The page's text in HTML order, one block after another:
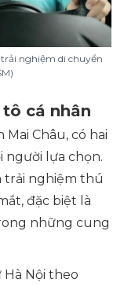
nghiệm di chuyển
cá nhân
Châu, có hai
người lựa chọn.
trải nghiệm thú
đặc biệt là
những cung
Nội theo